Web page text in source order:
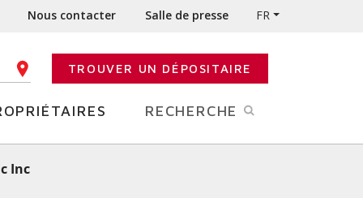
Nous contacter Salle de presse FR
CODE POSTALTROUVER UN DÉPOSITAIRE
RECHERCHE
Inc